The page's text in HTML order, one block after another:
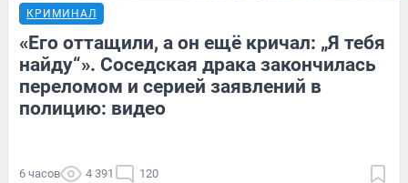
КРИМИНАЛ
«Его оттащили, а он ещё кричал: „Я тебя
найду“». Соседская драка закончилась
переломом и серией заявлений в
полицию: видео
6 часов 4 391 120